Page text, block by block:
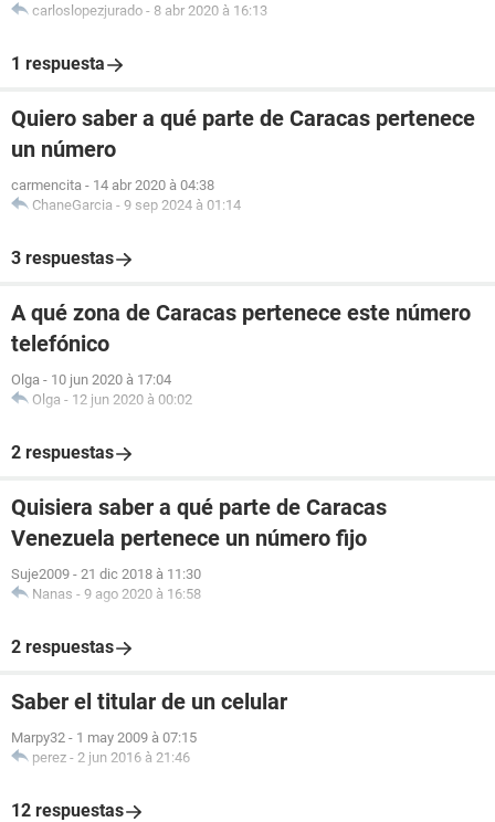
carloslopezjurado - 8 abr 2020 à 16:13
1 respuesta
Quiero saber a qué parte de Caracas pertenece
un número
carmencita - 14 abr 2020 à 04:38
ChaneGarcia - 9 sep 2024 à 01:14
3 respuestas
A qué zona de Caracas pertenece este número
telefónico
Olga - 10 jun 2020 à 17:04
Olga - 12 jun 2020 à 00:02
2 respuestas
Quisiera saber a qué parte de Caracas
Venezuela pertenece un número fijo
Suje2009 - 21 dic 2018 à 11:30
Nanas - 9 ago 2020 à 16:58
2 respuestas
Saber el titular de un celular
Marpy32 - 1 may 2009 à 07:15
perez - 2 jun 2016 à 21:46
12 respuestas